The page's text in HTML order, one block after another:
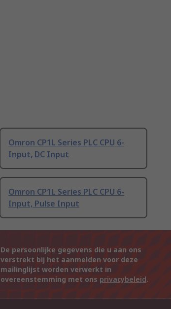
Omron CP1L Series PLC CPU 6-
Input, DC Input
Omron CP1L Series PLC CPU 6-
Input, Pulse Input
De persoonlijke gegevens die u aan ons
verstrekt bij het aanmelden voor deze
mailinglijst worden verwerkt in
overeenstemming met ons privacybeleid.